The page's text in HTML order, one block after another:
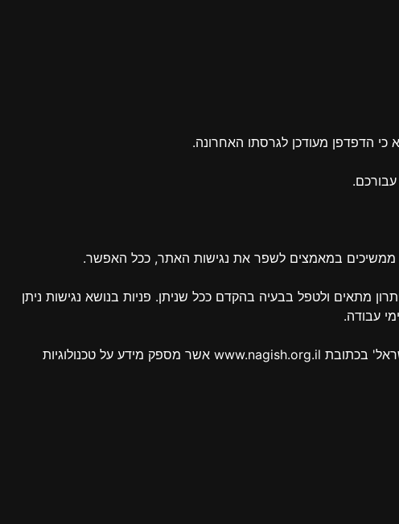
ממשיכים במאמצים לשפר את נגישות האתר, ככל האפשר.
מתאים ולטפל בבעיה בהקדם ככל שניתן. פניות בנושא נגישות ניתן
לתשומת לבכם, אם לא הצלחתם למצוא פתרון מתאים לבעיית נגישות באתר זה, ייתכן שתוכלו למצוא מענה באתר 'נגישות ישראל' בכתובת www.nagish.org.il אשר מספק מידע על טכנולוגיות